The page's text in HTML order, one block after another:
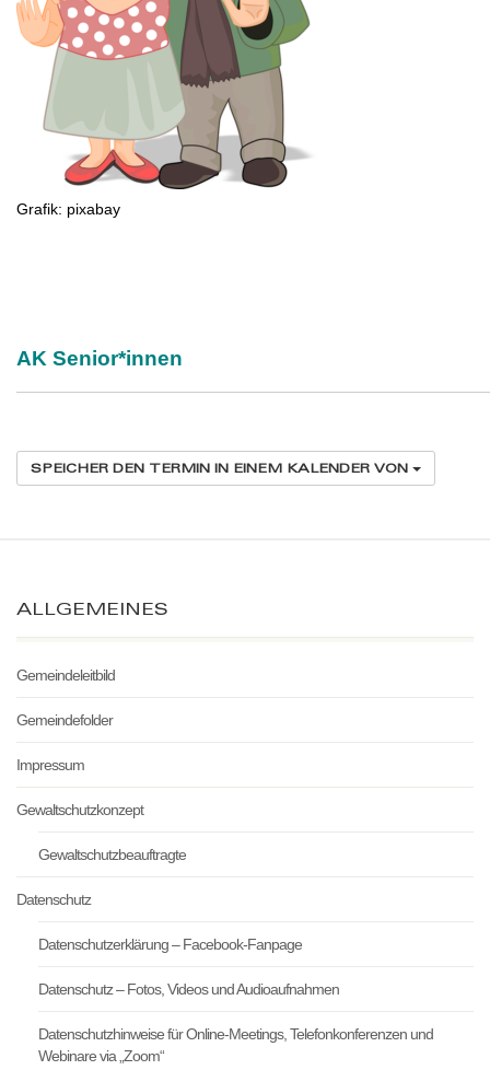
Grafik: pixabay
AK Senior*innen
SPEICHER DEN TERMIN IN EINEM KALENDER VON
ALLGEMEINES
Gemeindeleitbild
Gemeindefolder
Impressum
Gewaltschutzkonzept
Gewaltschutzbeauftragte
Datenschutz
Datenschutzerklärung – Facebook-Fanpage
Datenschutz – Fotos, Videos und Audioaufnahmen
Datenschutzhinweise für Online-Meetings, Telefonkonferenzen und
Webinare via „Zoom“